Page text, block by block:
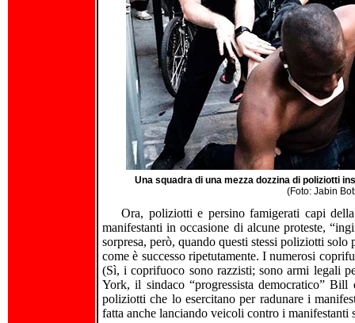
Una squadra di una mezza dozzina di poliziotti
(Foto: Jabin
Ora, poliziotti e persino famigerati capi
manifestanti in occasione di alcune proteste,
sorpresa, però, quando questi stessi poliziotti
come è successo ripetutamente. I numerosi
(Sì, i coprifuoco sono razzisti; sono armi legali
York, il sindaco “progressista democratico”
poliziotti che lo esercitano per radunare i
fatta anche lanciando veicoli contro i manifestanti